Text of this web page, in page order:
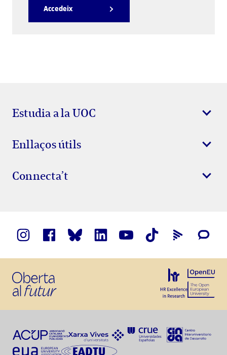
Accedeix
Estudia a la UOC
Enllaços útils
Connecta’t